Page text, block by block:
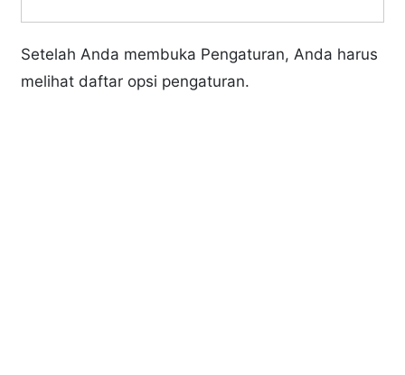
Setelah Anda membuka Pengaturan, Anda harus
melihat daftar opsi pengaturan.